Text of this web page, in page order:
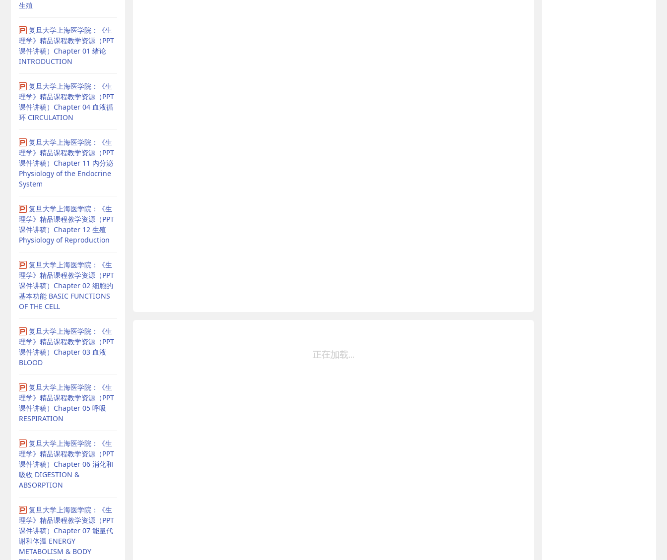
生殖
复旦大学上海医学院：《生
理学》精品课程教学资源（PPT
课件讲稿）Chapter 01 绪论
INTRODUCTION
复旦大学上海医学院：《生
理学》精品课程教学资源（PPT
课件讲稿）Chapter 04 血液循
环 CIRCULATION
复旦大学上海医学院：《生
理学》精品课程教学资源（PPT
课件讲稿）Chapter 11 内分泌
Physiology of the Endocrine
System
复旦大学上海医学院：《生
理学》精品课程教学资源（PPT
课件讲稿）Chapter 12 生殖
Physiology of Reproduction
复旦大学上海医学院：《生
理学》精品课程教学资源（PPT
课件讲稿）Chapter 02 细胞的
基本功能 BASIC FUNCTIONS
OF THE CELL
复旦大学上海医学院：《生
理学》精品课程教学资源（PPT
课件讲稿）Chapter 03 血液
BLOOD
复旦大学上海医学院：《生
理学》精品课程教学资源（PPT
课件讲稿）Chapter 05 呼吸
RESPIRATION
复旦大学上海医学院：《生
理学》精品课程教学资源（PPT
课件讲稿）Chapter 06 消化和
吸收 DIGESTION &
ABSORPTION
复旦大学上海医学院：《生
理学》精品课程教学资源（PPT
课件讲稿）Chapter 07 能量代
谢和体温 ENERGY
METABOLISM & BODY